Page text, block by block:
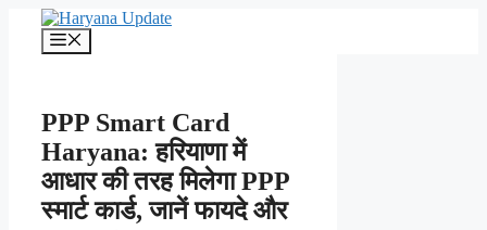
content
PPP Smart Card
Haryana: हरियाणा में
आधार की तरह मिलेगा PPP
स्मार्ट कार्ड, जानें फायदे और